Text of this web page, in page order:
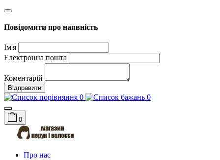
Повідомити про наявність
Ім'я
Електронна пошта
Коментарій
Відправити
0 0
0
Про нас